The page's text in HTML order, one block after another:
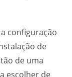
configuração
de
de uma
escolher de